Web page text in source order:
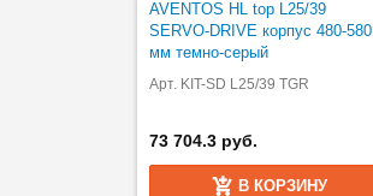
AVENTOS HL top L25/39
SERVO-DRIVE корпус 480-580
мм темно-серый
Арт. KIT-SD L25/39 TGR
73 704.3 руб.
В КОРЗИНУ